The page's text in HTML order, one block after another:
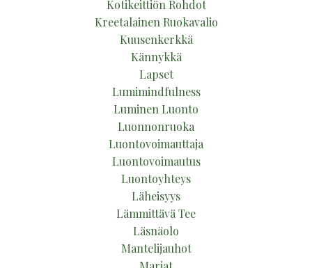
Kotikeittiön Rohdot
Kreetalainen Ruokavalio
Kuusenkerkkä
Kännykkä
Lapset
Lumimindfulness
Luminen Luonto
Luonnonruoka
Luontovoimauttaja
Luontovoimautus
Luontoyhteys
Läheisyys
Lämmittävä Tee
Läsnäolo
Mantelijauhot